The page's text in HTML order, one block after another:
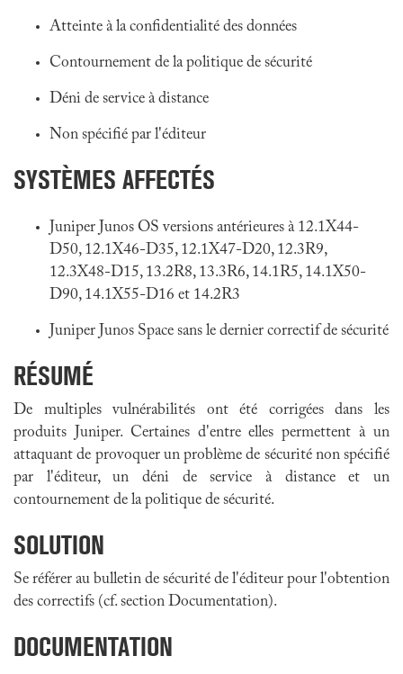
Atteinte à la confidentialité des données
Contournement de la politique de sécurité
Déni de service à distance
Non spécifié par l'éditeur
SYSTÈMES AFFECTÉS
Juniper Junos OS versions antérieures à 12.1X44-
D50, 12.1X46-D35, 12.1X47-D20, 12.3R9,
12.3X48-D15, 13.2R8, 13.3R6, 14.1R5, 14.1X50-
D90, 14.1X55-D16 et 14.2R3
Juniper Junos Space sans le dernier correctif de sécurité
RÉSUMÉ
De multiples vulnérabilités ont été corrigées dans les
produits Juniper. Certaines d'entre elles permettent à un
attaquant de provoquer un problème de sécurité non spécifié
par l'éditeur, un déni de service à distance et un
contournement de la politique de sécurité.
SOLUTION
Se référer au bulletin de sécurité de l'éditeur pour l'obtention
des correctifs (cf. section Documentation).
DOCUMENTATION